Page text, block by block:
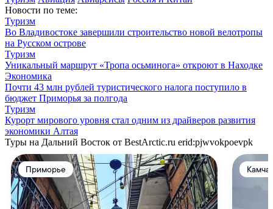
Новости по теме:
Туризм
Во Владивостоке завершили строительство новой велотропы
на Русском острове
Туризм
Уникальный маршрут «Тропа осьминога» откроют в Находке
Экономика
Почти 43 млн рублей туристического налога поступило в
бюджет Приморья за полгода
Туризм
Курорт мирового уровня стал одним из драйверов развития
экономики Алтая
Туры на Дальний Восток от BestArctic.ru erid:pjwvokpoevpk